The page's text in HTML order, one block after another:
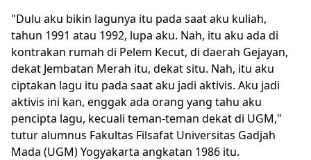
"Dulu aku bikin lagunya itu pada saat aku kuliah,
tahun 1991 atau 1992, lupa aku. Nah, itu aku ada di
kontrakan rumah di Pelem Kecut, di daerah Gejayan,
dekat Jembatan Merah itu, dekat situ. Nah, itu aku
ciptakan lagu itu pada saat aku jadi aktivis. Aku jadi
aktivis ini kan, enggak ada orang yang tahu aku
pencipta lagu, kecuali teman-teman dekat di UGM,"
tutur alumnus Fakultas Filsafat Universitas Gadjah
Mada (UGM) Yogyakarta angkatan 1986 itu.